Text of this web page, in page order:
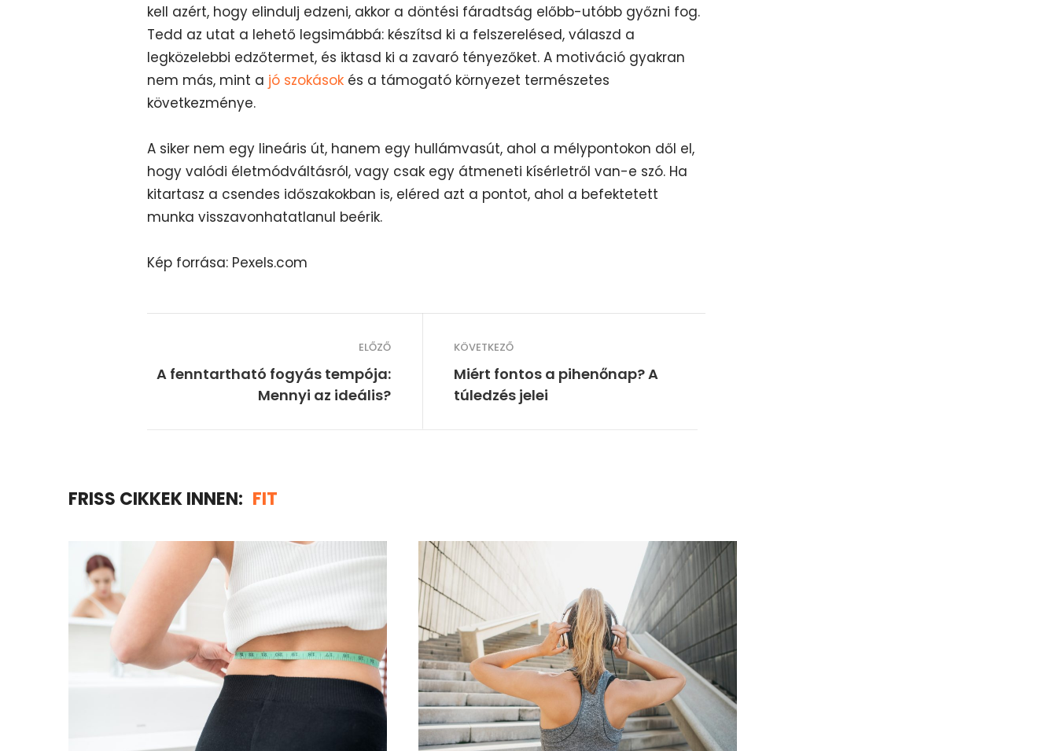
kell azért, hogy elindulj edzeni, akkor a döntési fáradtság előbb-utóbb győzni fog.
Tedd az utat a lehető legsimábbá: készítsd ki a felszerelésed, válaszd a
legközelebbi edzőtermet, és iktasd ki a zavaró tényezőket. A motiváció gyakran
nem más, mint a jó szokások és a támogató környezet természetes
következménye.
A siker nem egy lineáris út, hanem egy hullámvasút, ahol a mélypontokon dől el,
hogy valódi életmódváltásról, vagy csak egy átmeneti kísérletről van-e szó. Ha
kitartasz a csendes időszakokban is, eléred azt a pontot, ahol a befektetett
munka visszavonhatatlanul beérik.
Kép forrása: Pexels.com
ELŐZŐ
A fenntartható fogyás tempója:
Mennyi az ideális?
KÖVETKEZŐ
Miért fontos a pihenőnap? A
túledzés jelei
FRISS CIKKEK INNEN: FIT